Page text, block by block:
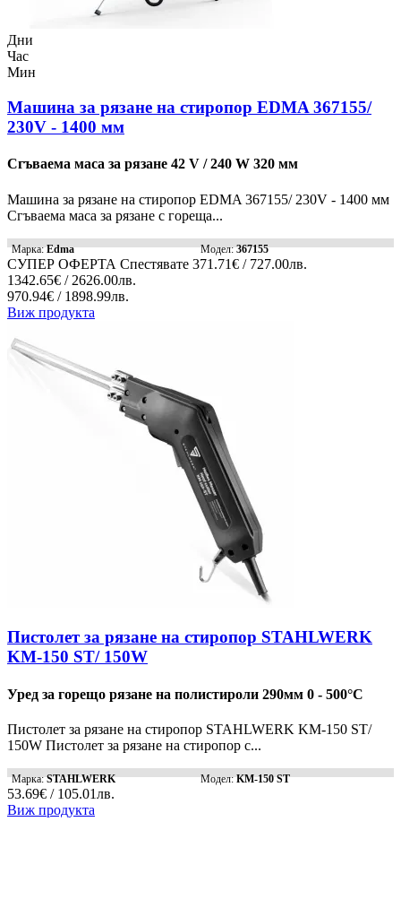
Дни
Час
Мин
Машина за рязане на стиропор EDMA 367155/
230V - 1400 мм
Сгъваема маса за рязане 42 V / 240 W 320 мм
Машина за рязане на стиропор EDMA 367155/ 230V - 1400 мм
Сгъваема маса за рязане с гореща...
Марка:Edma Модел:367155
СУПЕР ОФЕРТА Спестявате 371.71€ / 727.00лв.
1342.65€ / 2626.00лв.
970.94€ / 1898.99лв.
Виж продукта
Пистолет за рязане на стиропор STAHLWERK
KM-150 ST/ 150W
Уред за горещо рязане на полистироли 290мм 0 - 500°C
Пистолет за рязане на стиропор STAHLWERK KM-150 ST/
150W Пистолет за рязане на стиропор с...
Марка:STAHLWERK Модел:KM-150 ST
53.69€ / 105.01лв.
Виж продукта